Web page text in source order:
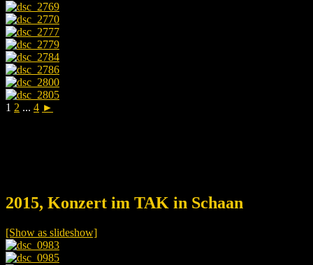
1 2 ... 4 ►
2015, Konzert im TAK in Schaan
[Show as slideshow]